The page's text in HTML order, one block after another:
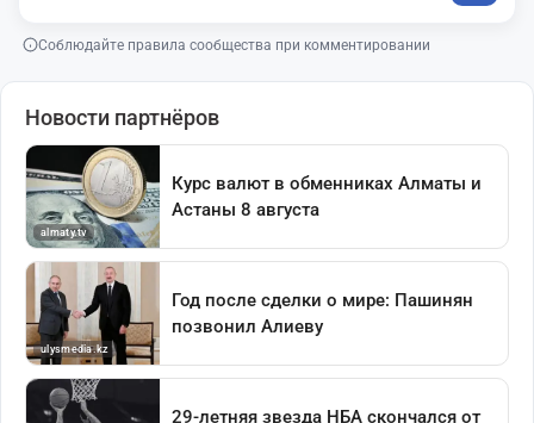
Соблюдайте правила сообщества при комментировании